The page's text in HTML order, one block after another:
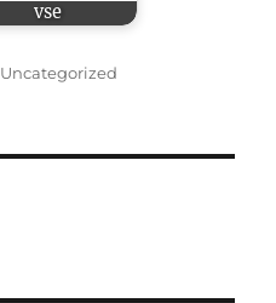
vse
Categories
Uncategorized